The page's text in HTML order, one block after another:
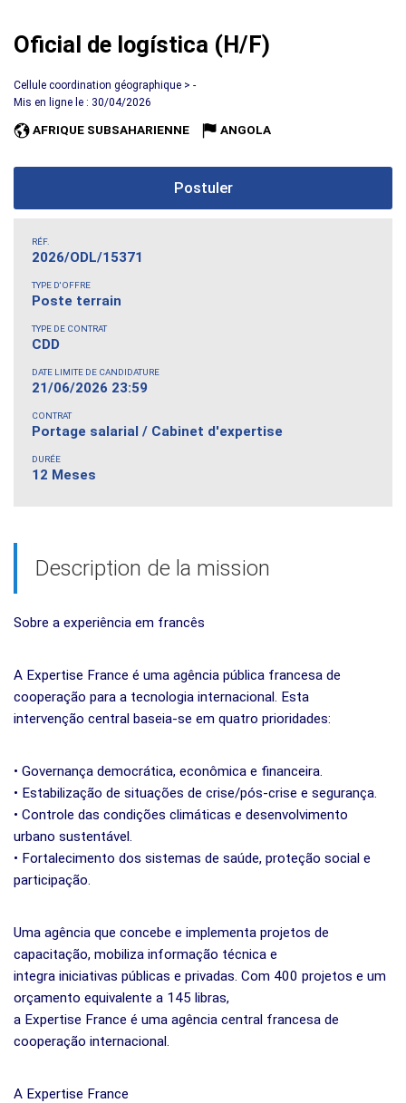
Oficial de logística (H/F)
Cellule coordination géographique > -
Mis en ligne le : 30/04/2026
AFRIQUE SUBSAHARIENNE ANGOLA
Postuler
RÉF.
2026/ODL/15371
TYPE D'OFFRE
Poste terrain
TYPE DE CONTRAT
CDD
DATE LIMITE DE CANDIDATURE
21/06/2026 23:59
CONTRAT
Portage salarial / Cabinet d'expertise
DURÉE
12 Meses
Description de la mission
Sobre a experiência em francês
A Expertise France é uma agência pública francesa de
cooperação para a tecnologia internacional. Esta
intervenção central baseia-se em quatro prioridades:
• Governança democrática, econômica e financeira.
• Estabilização de situações de crise/pós-crise e segurança.
• Controle das condições climáticas e desenvolvimento
urbano sustentável.
• Fortalecimento dos sistemas de saúde, proteção social e
participação.
Uma agência que concebe e implementa projetos de
capacitação, mobiliza informação técnica e
integra iniciativas públicas e privadas. Com 400 projetos e um
orçamento equivalente a 145 libras,
a Expertise France é uma agência central francesa de
cooperação internacional.
A Expertise France